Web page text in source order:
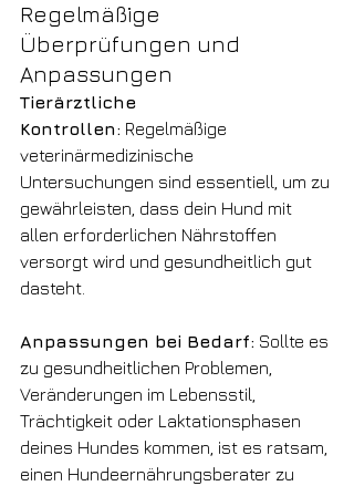
Regelmäßige
Überprüfungen und
Anpassungen
Tierärztliche
Kontrollen: Regelmäßige
veterinärmedizinische
Untersuchungen sind essentiell, um zu
gewährleisten, dass dein Hund mit
allen erforderlichen Nährstoffen
versorgt wird und gesundheitlich gut
dasteht.
Anpassungen bei Bedarf: Sollte es
zu gesundheitlichen Problemen,
Veränderungen im Lebensstil,
Trächtigkeit oder Laktationsphasen
deines Hundes kommen, ist es ratsam,
einen Hundeernährungsberater zu